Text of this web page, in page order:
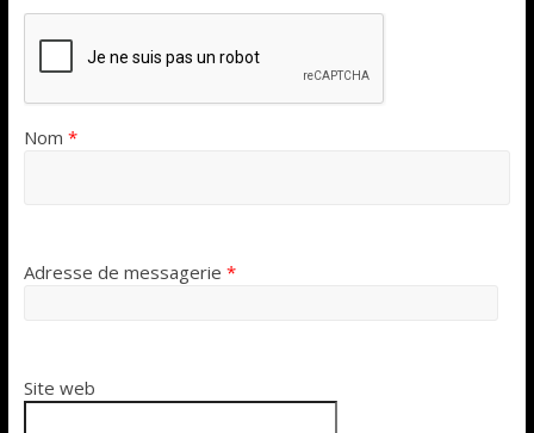
Nom *
Adresse de messagerie *
Site web